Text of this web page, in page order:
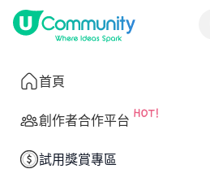
首頁
創作者合作平台
試用獎賞專區